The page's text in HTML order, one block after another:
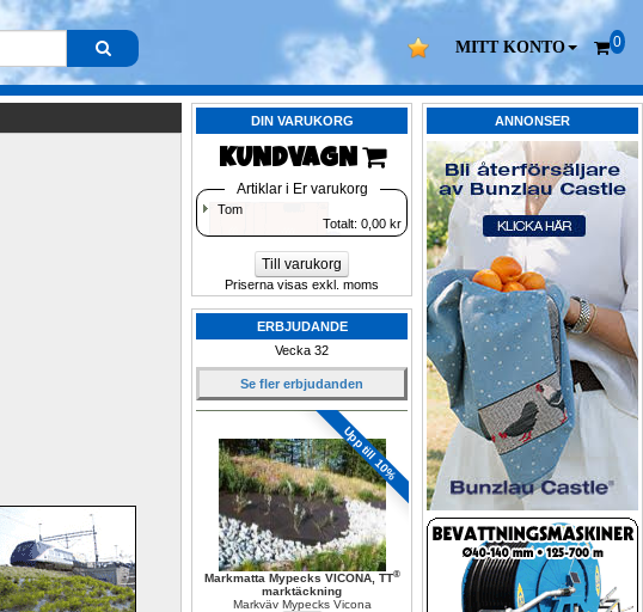
MITT KONTO 0
ANNONSER
DIN VARUKORG
KUNDVAGN
Artiklar i Er varukorg
Tom
Totalt: 0,00 kr
Till varukorg
Priserna visas exkl. moms
ERBJUDANDE
Vecka 32
Se fler erbjudanden
Upp till 10%
Markmatta Mypecks VICONA, TT®
marktäckning
Markväv Mypecks Vicona